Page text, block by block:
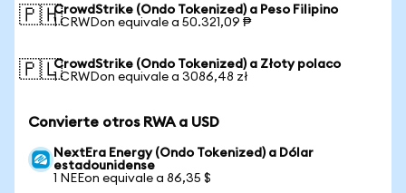
🇵🇭CrowdStrike (Ondo Tokenized) a Peso Filipino
1 CRWDon equivale a 50.321,09 ₱
🇵🇱CrowdStrike (Ondo Tokenized) a Złoty polaco
1 CRWDon equivale a 3086,48 zł
Convierte otros RWA a USD
NextEra Energy (Ondo Tokenized) a Dólar
estadounidense
1 NEEon equivale a 86,35 $